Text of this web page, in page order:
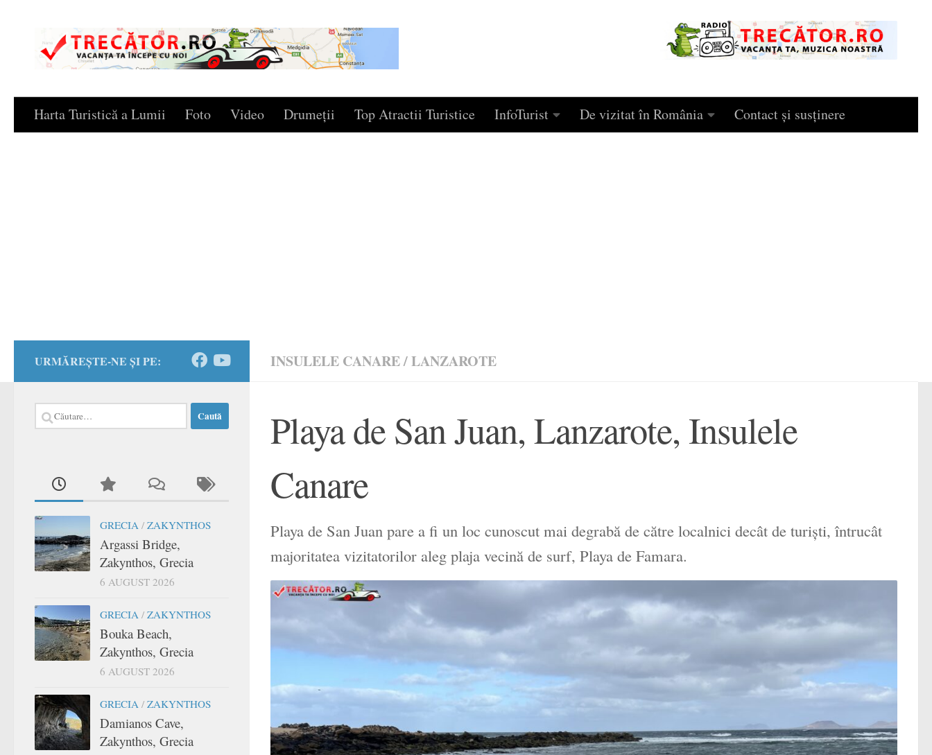
Skip to content
Harta Turistică a Lumii Foto Video Drumeţii Top Atractii Turistice InfoTurist De vizitat în România Contact și susținere
INSULELE CANARE/LANZAROTE
Playa de San Juan, Lanzarote, Insulele
Canare
Playa de San Juan pare a fi un loc cunoscut mai degrabă de către localnici decât de turiști, întrucât
majoritatea vizitatorilor aleg plaja vecină de surf, Playa de Famara.
URMĂREȘTE-NE ȘI PE:
Caută
după:
GRECIA / ZAKYNTHOS
Argassi Bridge,
Zakynthos, Grecia
6 AUGUST 2026
GRECIA / ZAKYNTHOS
Bouka Beach,
Zakynthos, Grecia
6 AUGUST 2026
GRECIA / ZAKYNTHOS
Damianos Cave,
Zakynthos, Grecia